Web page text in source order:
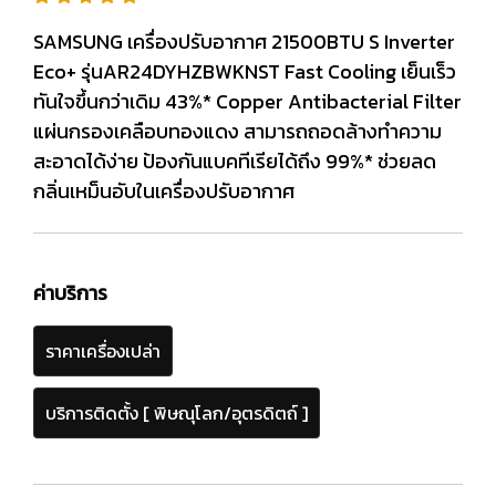
SAMSUNG เครื่องปรับอากาศ 21500BTU S Inverter
Eco+ รุ่นAR24DYHZBWKNST Fast Cooling เย็นเร็ว
ทันใจขึ้นกว่าเดิม 43%* Copper Antibacterial Filter
แผ่นกรองเคลือบทองแดง สามารถถอดล้างทำความ
สะอาดได้ง่าย ป้องกันแบคทีเรียได้ถึง 99%* ช่วยลด
กลิ่นเหม็นอับในเครื่องปรับอากาศ
ค่าบริการ
ราคาเครื่องเปล่า
บริการติดตั้ง [ พิษณุโลก/อุตรดิตถ์ ]